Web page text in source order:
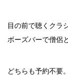
目の前で聴くクラ
ボーズバーで僧侶
どちらも予約不要。